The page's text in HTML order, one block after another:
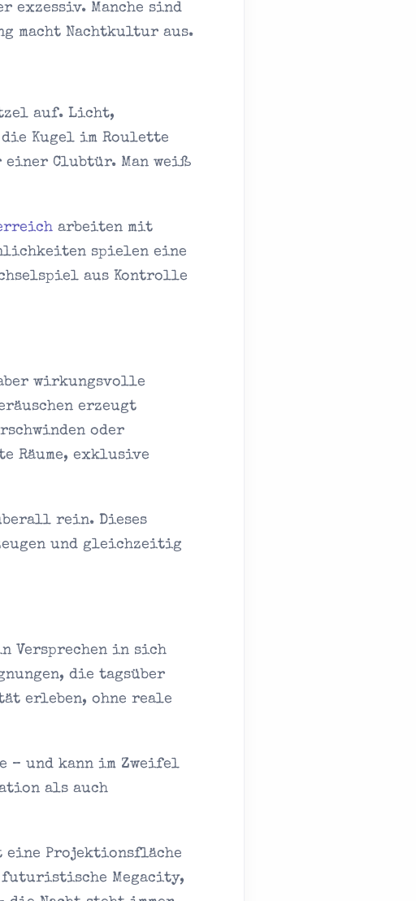
Manche sind
macht Nachtkultur aus.
auf. Licht,
Kugel im Roulette
Clubtür. Man weiß
arbeiten mit
spielen eine
aus Kontrolle
wirkungsvolle
erzeugt
oder
Räume, exklusive
rein. Dieses
und gleichzeitig
Versprechen in sich
die tagsüber
erleben, ohne reale
– und kann im Zweifel
als auch
eine Projektionsfläche
futuristische Megacity,